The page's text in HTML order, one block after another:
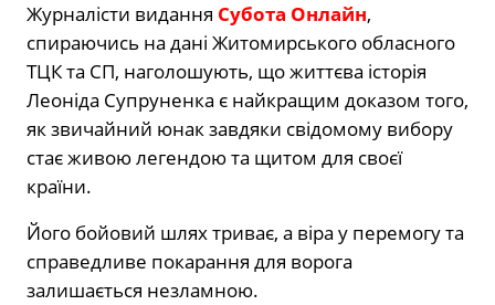
Журналісти видання Субота Онлайн,
спираючись на дані Житомирського обласного
ТЦК та СП, наголошують, що життєва історія
Леоніда Супруненка є найкращим доказом того,
як звичайний юнак завдяки свідомому вибору
стає живою легендою та щитом для своєї
країни.
Його бойовий шлях триває, а віра у перемогу та
справедливе покарання для ворога
залишається незламною.